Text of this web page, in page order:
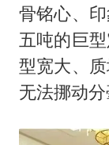
骨铭心、
五吨的巨
型宽大、
无法挪动